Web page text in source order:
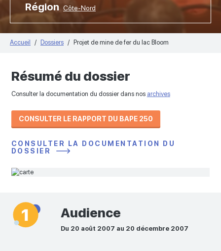
Région Côte-Nord
Accueil Dossiers Projet de mine de fer du lac Bloom
Résumé du dossier
Consulter la documentation du dossier dans nos archives
CONSULTER LE RAPPORT DU BAPE 250
CONSULTER LA DOCUMENTATION DU
DOSSIER
Audience
Du 20 août 2007 au 20 décembre 2007